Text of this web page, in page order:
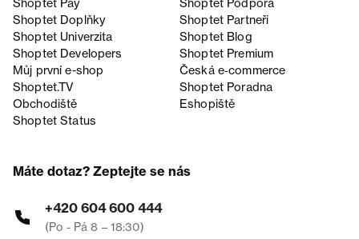
Shoptet Pay
Shoptet Podpora
Shoptet Doplňky
Shoptet Partneři
Shoptet Univerzita
Shoptet Blog
Shoptet Developers
Shoptet Premium
Můj první e-shop
Česká e‑commerce
Shoptet.TV
Shoptet Poradna
Obchodiště
Eshopiště
Shoptet Status
Máte dotaz? Zeptejte se nás
+420 604 600 444
(Po - Pá 8 – 18:30)